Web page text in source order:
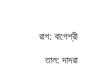
রাগ: বাগেশ্রী
তাল: দাদরা